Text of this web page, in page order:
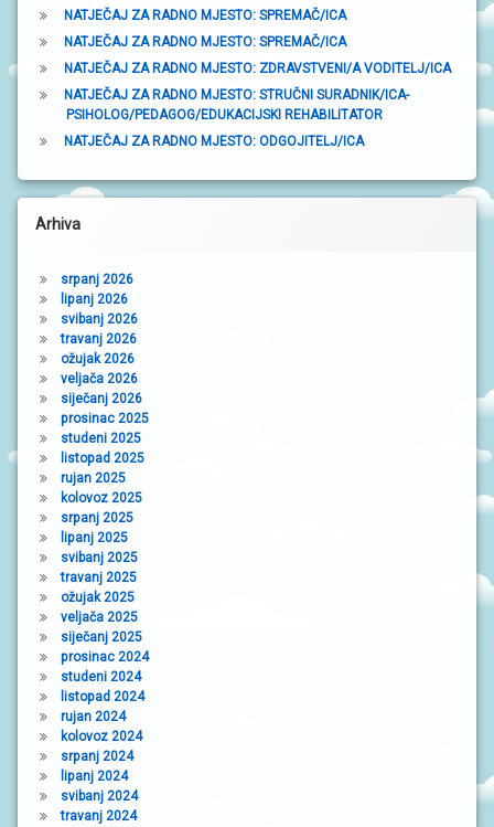
NATJEČAJ ZA RADNO MJESTO: SPREMAČ/ICA
NATJEČAJ ZA RADNO MJESTO: SPREMAČ/ICA
NATJEČAJ ZA RADNO MJESTO: ZDRAVSTVENI/A VODITELJ/ICA
NATJEČAJ ZA RADNO MJESTO: STRUČNI SURADNIK/ICA-
PSIHOLOG/PEDAGOG/EDUKACIJSKI REHABILITATOR
NATJEČAJ ZA RADNO MJESTO: ODGOJITELJ/ICA
Arhiva
srpanj 2026
lipanj 2026
svibanj 2026
travanj 2026
ožujak 2026
veljača 2026
siječanj 2026
prosinac 2025
studeni 2025
listopad 2025
rujan 2025
kolovoz 2025
srpanj 2025
lipanj 2025
svibanj 2025
travanj 2025
ožujak 2025
veljača 2025
siječanj 2025
prosinac 2024
studeni 2024
listopad 2024
rujan 2024
kolovoz 2024
srpanj 2024
lipanj 2024
svibanj 2024
travanj 2024